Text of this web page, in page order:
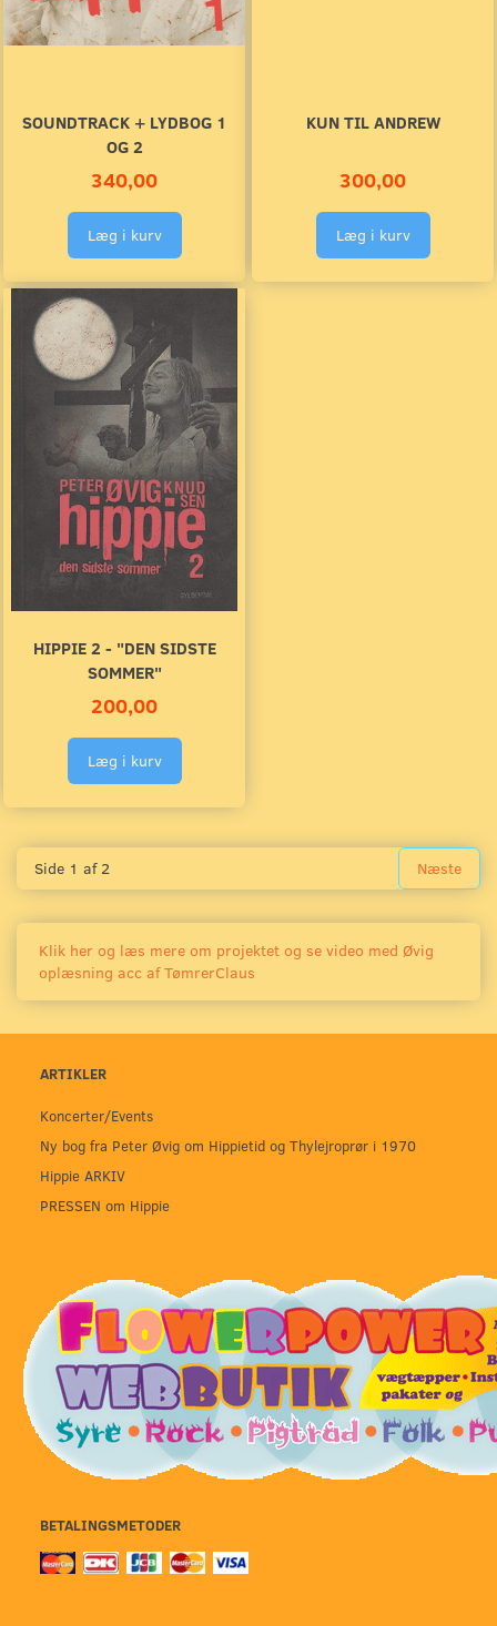
SOUNDTRACK + LYDBOG 1
OG 2
340,00
Læg i kurv
KUN TIL ANDREW
300,00
Læg i kurv
HIPPIE 2 - "DEN SIDSTE
SOMMER"
200,00
Læg i kurv
Side 1 af 2 Næste
Klik her og læs mere om projektet og se video med Øvig
oplæsning acc af TømrerClaus
ARTIKLER
Koncerter/Events
Ny bog fra Peter Øvig om Hippietid og Thylejroprør i 1970
Hippie ARKIV
PRESSEN om Hippie
BETALINGSMETODER